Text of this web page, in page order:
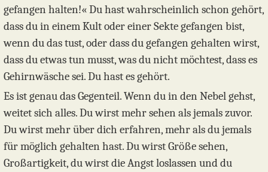
gefangen halten!« Du hast wahrscheinlich schon gehört,
dass du in einem Kult oder einer Sekte gefangen bist,
wenn du das tust, oder dass du gefangen gehalten wirst,
dass du etwas tun musst, was du nicht möchtest, dass es
Gehirnwäsche sei. Du hast es gehört.
Es ist genau das Gegenteil. Wenn du in den Nebel gehst,
weitet sich alles. Du wirst mehr sehen als jemals zuvor.
Du wirst mehr über dich erfahren, mehr als du jemals
für möglich gehalten hast. Du wirst Größe sehen,
Großartigkeit, du wirst die Angst loslassen und du